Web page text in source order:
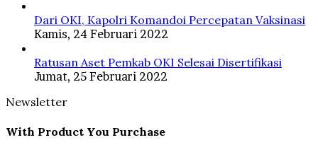
Dari OKI, Kapolri Komandoi Percepatan Vaksinasi
Kamis, 24 Februari 2022
Ratusan Aset Pemkab OKI Selesai Disertifikasi
Jumat, 25 Februari 2022
Newsletter
With Product You Purchase